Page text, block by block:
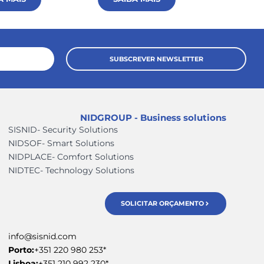
SUBSCREVER NEWSLETTER
NIDGROUP - Business solutions
SISNID- Security Solutions
NIDSOF- Smart Solutions
NIDPLACE- Comfort Solutions
NIDTEC- Technology Solutions
SOLICITAR ORÇAMENTO
info@sisnid.com
Porto:+351 220 980 253*